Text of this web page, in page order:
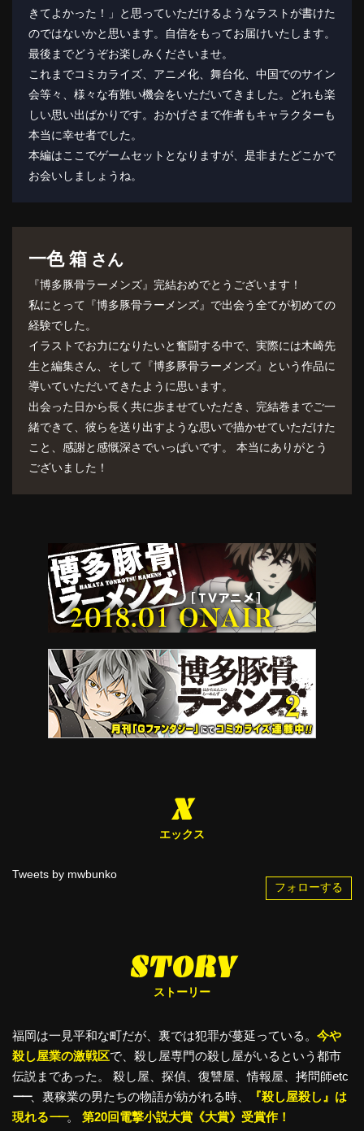
きてよかった！」と思っていただけるようなラストが書けた
のではないかと思います。自信をもってお届けいたします。
最後までどうぞお楽しみくださいませ。
これまでコミカライズ、アニメ化、舞台化、中国でのサイン
会等々、様々な有難い機会をいただいてきました。どれも楽
しい思い出ばかりです。おかげさまで作者もキャラクターも
本当に幸せ者でした。
本編はここでゲームセットとなりますが、是非またどこかで
お会いしましょうね。
一色 箱 さん
『博多豚骨ラーメンズ』完結おめでとうございます！
私にとって『博多豚骨ラーメンズ』で出会う全てが初めての
経験でした。
イラストでお力になりたいと奮闘する中で、実際には木崎先
生と編集さん、そして『博多豚骨ラーメンズ』という作品に
導いていただいてきたように思います。
出会った日から長く共に歩ませていただき、完結巻までご一
緒できて、彼らを送り出すような思いで描かせていただけた
こと、感謝と感慨深さでいっぱいです。 本当にありがとう
ございました！
X
エックス
Tweets by mwbunko
フォローする
STORY
ストーリー
福岡は一見平和な町だが、裏では犯罪が蔓延っている。 今や
殺し屋業の激戦区で、殺し屋専門の殺し屋がいるという都市
伝説まであった。
殺し屋、探偵、復讐屋、情報屋、拷問師etc
ーー、裏稼業の男たちの物語が紡がれる時、
『殺し屋殺し』は
現れるーー。 第20回電撃小説大賞《大賞》受賞作！